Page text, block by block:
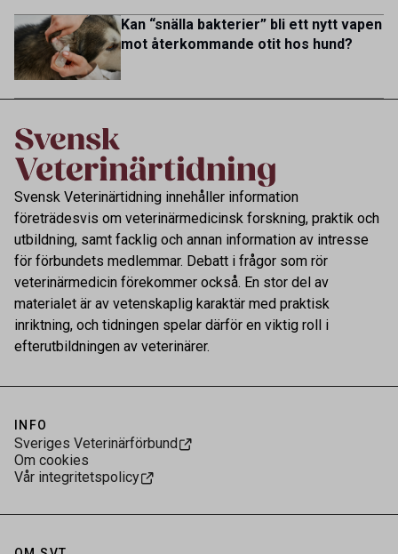
Kan “snälla bakterier” bli ett nytt vapen
mot återkommande otit hos hund?
Svensk Veterinärtidning innehåller information
företrädesvis om veterinärmedicinsk forskning, praktik och
utbildning, samt facklig och annan information av intresse
för förbundets medlemmar. Debatt i frågor som rör
veterinärmedicin förekommer också. En stor del av
materialet är av vetenskaplig karaktär med praktisk
inriktning, och tidningen spelar därför en viktig roll i
efterutbildningen av veterinärer.
INFO
Sveriges Veterinärförbund
Om cookies
Vår integritetspolicy